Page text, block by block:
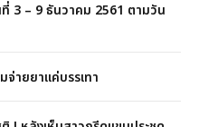
3 – 9 ธันวาคม 2561 ตามวัน
จ่ายยาแค่บรรเทา